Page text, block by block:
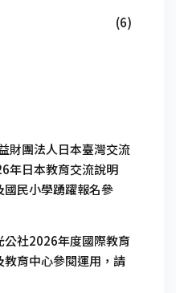
(6)
財團法人日本臺灣交流
年日本教育交流說明
民小學踴躍報名參
公社2026年度國際教育
育中心參閱運用，請